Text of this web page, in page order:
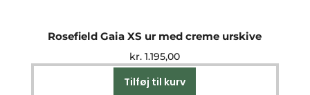
Rosefield Gaia XS ur med creme urskive
kr. 1.195,00
Tilføj til kurv